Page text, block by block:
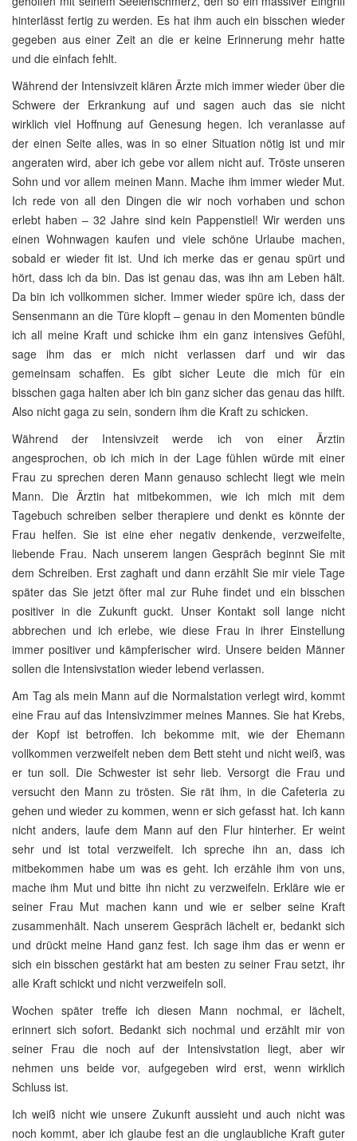
hinterlässt fertig zu werden. Es hat ihm auch ein bisschen wieder
gegeben aus einer Zeit an die er keine Erinnerung mehr hatte
und die einfach fehlt.
Während der Intensivzeit klären Ärzte mich immer wieder über die
Schwere der Erkrankung auf und sagen auch das sie nicht
wirklich viel Hoffnung auf Genesung hegen. Ich veranlasse auf
der einen Seite alles, was in so einer Situation nötig ist und mir
angeraten wird, aber ich gebe vor allem nicht auf. Tröste unseren
Sohn und vor allem meinen Mann. Mache ihm immer wieder Mut.
Ich rede von all den Dingen die wir noch vorhaben und schon
erlebt haben – 32 Jahre sind kein Pappenstiel! Wir werden uns
einen Wohnwagen kaufen und viele schöne Urlaube machen,
sobald er wieder fit ist. Und ich merke das er genau spürt und
hört, dass ich da bin. Das ist genau das, was ihn am Leben hält.
Da bin ich vollkommen sicher. Immer wieder spüre ich, dass der
Sensenmann an die Türe klopft – genau in den Momenten bündle
ich all meine Kraft und schicke ihm ein ganz intensives Gefühl,
sage ihm das er mich nicht verlassen darf und wir das
gemeinsam schaffen. Es gibt sicher Leute die mich für ein
bisschen gaga halten aber ich bin ganz sicher das genau das hilft.
Also nicht gaga zu sein, sondern ihm die Kraft zu schicken.
Während der Intensivzeit werde ich von einer Ärztin
angesprochen, ob ich mich in der Lage fühlen würde mit einer
Frau zu sprechen deren Mann genauso schlecht liegt wie mein
Mann. Die Ärztin hat mitbekommen, wie ich mich mit dem
Tagebuch schreiben selber therapiere und denkt es könnte der
Frau helfen. Sie ist eine eher negativ denkende, verzweifelte,
liebende Frau. Nach unserem langen Gespräch beginnt Sie mit
dem Schreiben. Erst zaghaft und dann erzählt Sie mir viele Tage
später das Sie jetzt öfter mal zur Ruhe findet und ein bisschen
positiver in die Zukunft guckt. Unser Kontakt soll lange nicht
abbrechen und ich erlebe, wie diese Frau in ihrer Einstellung
immer positiver und kämpferischer wird. Unsere beiden Männer
sollen die Intensivstation wieder lebend verlassen.
Am Tag als mein Mann auf die Normalstation verlegt wird, kommt
eine Frau auf das Intensivzimmer meines Mannes. Sie hat Krebs,
der Kopf ist betroffen. Ich bekomme mit, wie der Ehemann
vollkommen verzweifelt neben dem Bett steht und nicht weiß, was
er tun soll. Die Schwester ist sehr lieb. Versorgt die Frau und
versucht den Mann zu trösten. Sie rät ihm, in die Cafeteria zu
gehen und wieder zu kommen, wenn er sich gefasst hat. Ich kann
nicht anders, laufe dem Mann auf den Flur hinterher. Er weint
sehr und ist total verzweifelt. Ich spreche ihn an, dass ich
mitbekommen habe um was es geht. Ich erzähle ihm von uns,
mache ihm Mut und bitte ihn nicht zu verzweifeln. Erkläre wie er
seiner Frau Mut machen kann und wie er selber seine Kraft
zusammenhält. Nach unserem Gespräch lächelt er, bedankt sich
und drückt meine Hand ganz fest. Ich sage ihm das er wenn er
sich ein bisschen gestärkt hat am besten zu seiner Frau setzt, ihr
alle Kraft schickt und nicht verzweifeln soll.
Wochen später treffe ich diesen Mann nochmal, er lächelt,
erinnert sich sofort. Bedankt sich nochmal und erzählt mir von
seiner Frau die noch auf der Intensivstation liegt, aber wir
nehmen uns beide vor, aufgegeben wird erst, wenn wirklich
Schluss ist.
Ich weiß nicht wie unsere Zukunft aussieht und auch nicht was
noch kommt, aber ich glaube fest an die unglaubliche Kraft guter